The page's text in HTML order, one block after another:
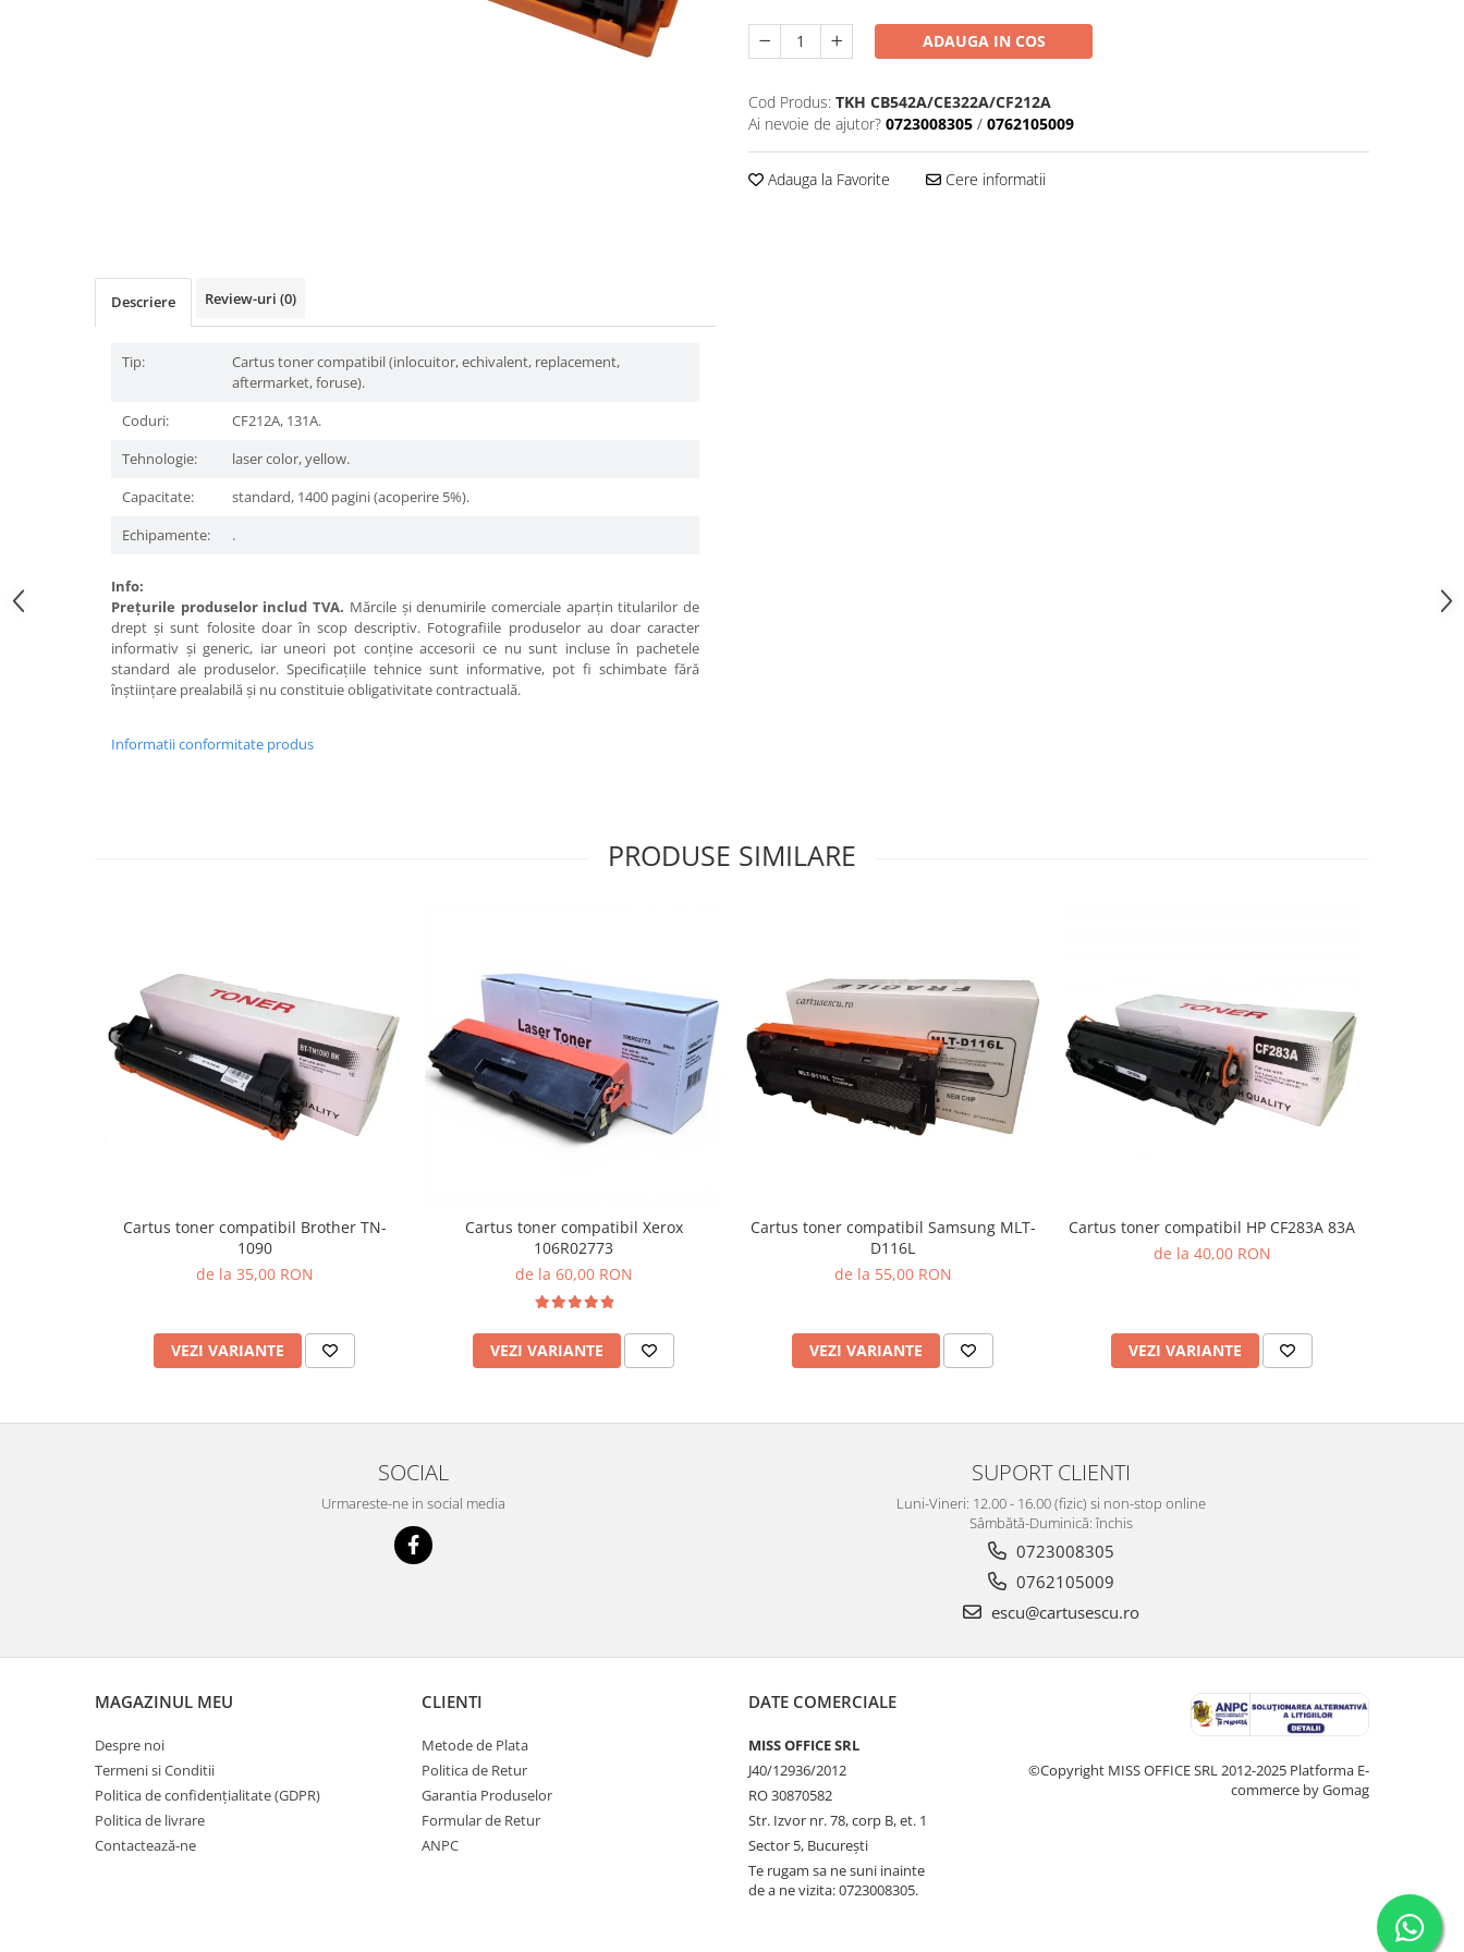
ADAUGA IN COS
Cod Produs: TKH CB542A/CE322A/CF212A
Ai nevoie de ajutor? 0723008305 / 0762105009
Adauga la Favorite Cere informatii
Descriere Review-uri (0)
Tip:
Cartus toner compatibil (inlocuitor, echivalent, replacement,
aftermarket, foruse).
Coduri:
CF212A, 131A.
Tehnologie:
laser color, yellow.
Capacitate:
standard, 1400 pagini (acoperire 5%).
Echipamente:
.
Info:
Preţurile produselor includ TVA. Mărcile şi denumirile comerciale aparţin titularilor de
drept şi sunt folosite doar în scop descriptiv. Fotografiile produselor au doar caracter
informativ şi generic, iar uneori pot conţine accesorii ce nu sunt incluse în pachetele
standard ale produselor. Specificaţiile tehnice sunt informative, pot fi schimbate fără
înştiinţare prealabilă şi nu constituie obligativitate contractuală.
Informatii conformitate produs
PRODUSE SIMILARE
Cartus toner compatibil Brother TN-
1090
de la 35,00 RON
VEZI VARIANTE
Cartus toner compatibil Xerox
106R02773
de la 60,00 RON
VEZI VARIANTE
Cartus toner compatibil Samsung MLT-
D116L
de la 55,00 RON
VEZI VARIANTE
Cartus toner compatibil HP CF283A 83A
de la 40,00 RON
VEZI VARIANTE
SOCIAL
Urmareste-ne in social media
SUPORT CLIENTI
Luni-Vineri: 12.00 - 16.00 (fizic) si non-stop online
Sâmbătă-Duminică: închis
0723008305
0762105009
escu@cartusescu.ro
MAGAZINUL MEU
Despre noi
Termeni si Conditii
Politica de confidențialitate (GDPR)
Politica de livrare
Contactează-ne
CLIENTI
Metode de Plata
Politica de Retur
Garantia Produselor
Formular de Retur
ANPC
DATE COMERCIALE
MISS OFFICE SRL
J40/12936/2012
RO 30870582
Str. Izvor nr. 78, corp B, et. 1
Sector 5, Bucureşti
Te rugam sa ne suni inainte
de a ne vizita: 0723008305.
©Copyright MISS OFFICE SRL 2012-2025 Platforma E-
commerce by Gomag